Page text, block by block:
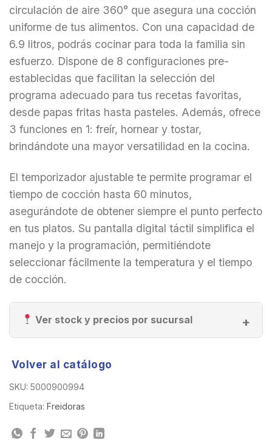
circulación de aire 360° que asegura una cocción
uniforme de tus alimentos. Con una capacidad de
6.9 litros, podrás cocinar para toda la familia sin
esfuerzo. Dispone de 8 configuraciones pre-
establecidas que facilitan la selección del
programa adecuado para tus recetas favoritas,
desde papas fritas hasta pasteles. Además, ofrece
3 funciones en 1: freír, hornear y tostar,
brindándote una mayor versatilidad en la cocina.
El temporizador ajustable te permite programar el
tiempo de cocción hasta 60 minutos,
asegurándote de obtener siempre el punto perfecto
en tus platos. Su pantalla digital táctil simplifica el
manejo y la programación, permitiéndote
seleccionar fácilmente la temperatura y el tiempo
de cocción.
Ver stock y precios por sucursal
Volver al catálogo
SKU: 5000900994
Etiqueta: Freidoras